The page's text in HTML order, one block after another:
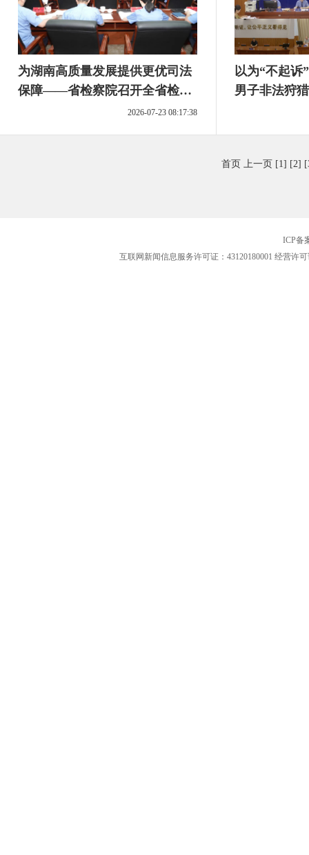
为湖南高质量发展提供更优司法
保障——省检察院召开全省检察
机关2026年第二季度办案质效讲
2026-07-23 08:17:38
以为“不起诉
男子非法狩
首页 上一页 [1] [2]
ICP备
互联网新闻信息服务许可证：43120180001 经营许可